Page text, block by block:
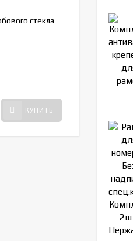
стекла
КУПИТЬ
Ключ-